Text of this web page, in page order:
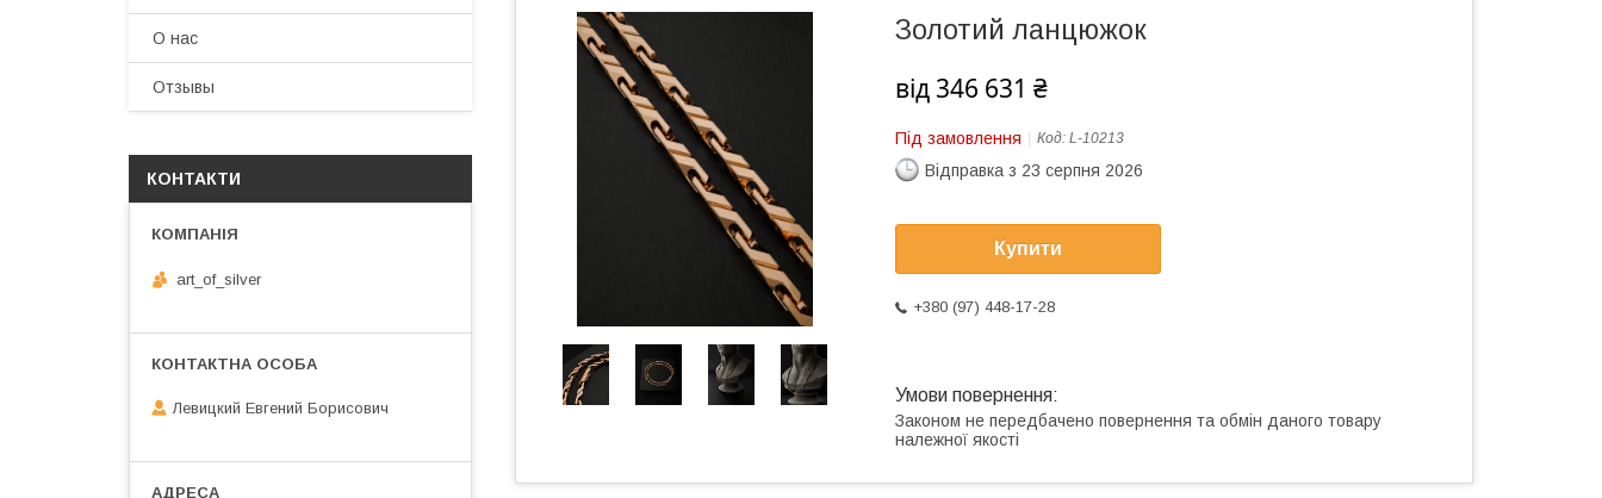
Золотий ланцюжок
від 346 631 ₴
Під замовлення Код: L-10213
Відправка з 23 серпня 2026
Купити
+380 (97) 448-17-28
Законом не передбачено повернення та обмін даного товару
належної якості
О нас
Отзывы
КОНТАКТИ
art_of_silver
Левицкий Евгений Борисович